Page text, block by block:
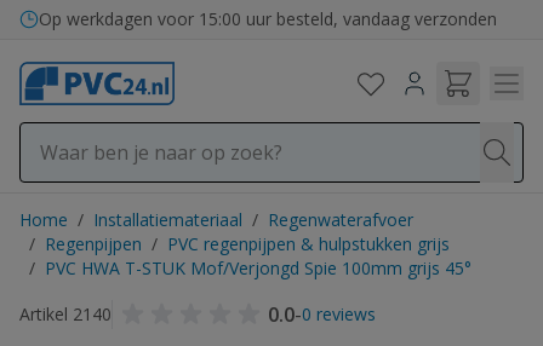
Ga naar de inhoud
Op werkdagen voor 15:00 uur besteld, vandaag verzonden
Home / Installatiemateriaal / Regenwaterafvoer
/ Regenpijpen / PVC regenpijpen & hulpstukken grijs
/ PVC HWA T-STUK Mof/Verjongd Spie 100mm grijs 45°
Artikel 2140
0.0-0 reviews